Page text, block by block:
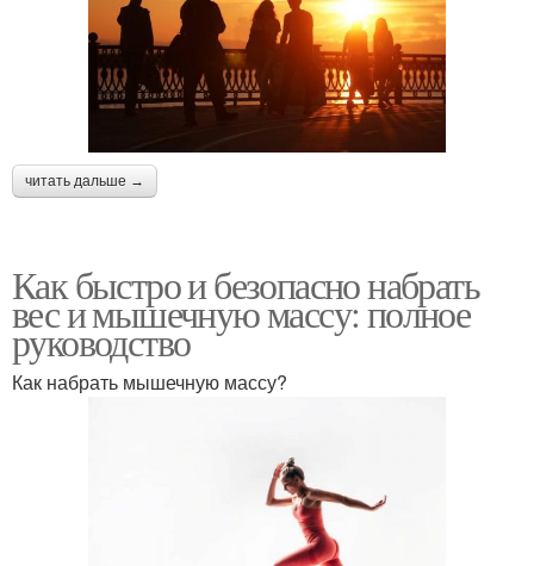
читать дальше →
Как быстро и безопасно набрать
вес и мышечную массу: полное
руководство
Как набрать мышечную массу?